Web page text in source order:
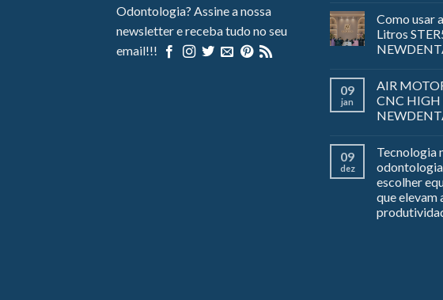
Odontologia? Assine a nossa
newsletter e receba tudo no seu
email!!!
Como usar
Litros
09
jan
AIR
CNC HIGH
09
dez
Tecnologia
escolher
que elevam